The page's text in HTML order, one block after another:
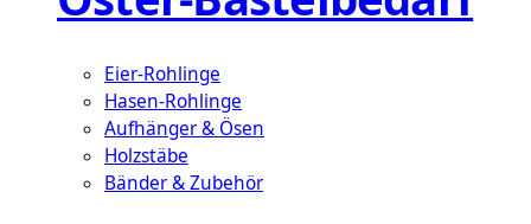
Eier-Rohlinge
Hasen-Rohlinge
Aufhänger & Ösen
Holzstäbe
Bänder & Zubehör